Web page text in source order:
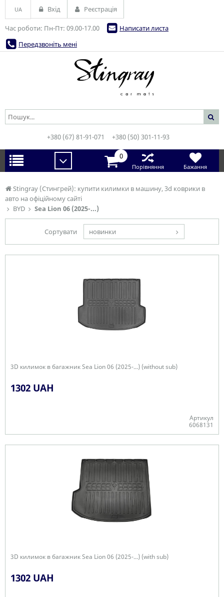
Stingray (Стингрей): купити килимки в машину, 3d коврики в
авто на офіційному сайті
BYD
Sea Lion 06 (2025-...)
Сортувати новинки
3D килимок в багажник Sea Lion 06 (2025-...) (without sub)
1302 UAH
Артикул
6068131
3D килимок в багажник Sea Lion 06 (2025-...) (with sub)
1302 UAH
Час роботи: Пн-Пт: 09.00-17.00
Написати листа
Передзвоніть мені
UA Вхід Реєстрація
+380 (67) 81-91-071 +380 (50) 301-11-93
0
Порівняння Бажання